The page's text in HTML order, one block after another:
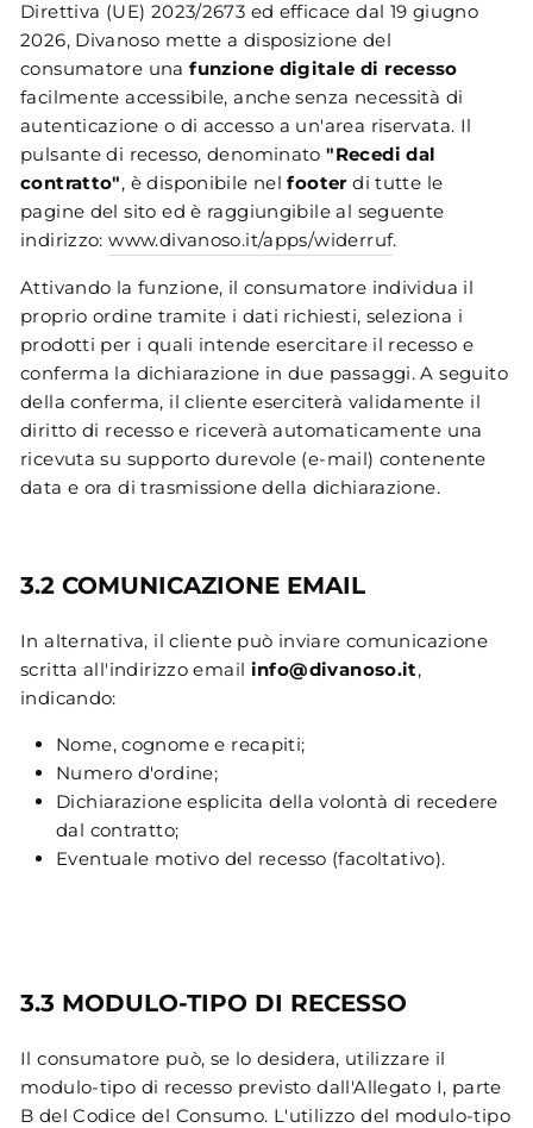
Direttiva (UE) 2023/2673 ed efficace dal 19 giugno
2026, Divanoso mette a disposizione del
consumatore unafunzione digitale di recesso
facilmente accessibile, anche senza necessità di
autenticazione o di accesso a un'area riservata. Il
pulsante di recesso, denominato"Recedi dal
contratto", è disponibile nelfooter di tutte le
pagine del sito ed è raggiungibile al seguente
indirizzo:www.divanoso.it/apps/widerruf.
Attivando la funzione, il consumatore individua il
proprio ordine tramite i dati richiesti, seleziona i
prodotti per i quali intende esercitare il recesso e
conferma la dichiarazione in due passaggi. A seguito
della conferma, il cliente eserciterà validamente il
diritto di recesso e riceverà automaticamente una
ricevuta su supporto durevole (e-mail) contenente
data e ora di trasmissione della dichiarazione.
3.2 COMUNICAZIONE EMAIL
In alternativa, il cliente può inviare comunicazione
scritta all'indirizzo email info@divanoso.it,
indicando:
Nome, cognome e recapiti;
Numero d'ordine;
Dichiarazione esplicita della volontà di recedere
dal contratto;
Eventuale motivo del recesso (facoltativo).
3.3 MODULO-TIPO DI RECESSO
Il consumatore può, se lo desidera, utilizzare il
modulo-tipo di recesso previsto dall'Allegato I, parte
B del Codice del Consumo. L'utilizzo del modulo-tipo